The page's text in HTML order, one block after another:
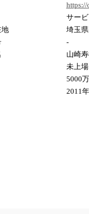
サー
地
埼玉
-
山崎
未上場
5000
2011